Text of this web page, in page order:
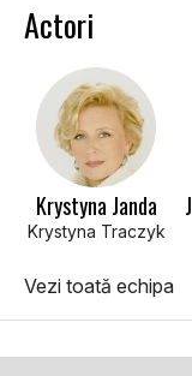
Actori
Krystyna Janda
Krystyna Traczyk
Vezi toată echipa